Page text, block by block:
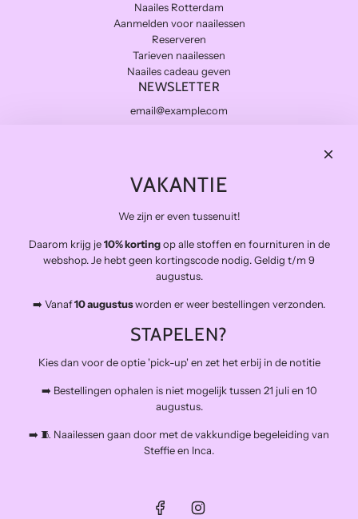
Naailes Rotterdam
Aanmelden voor naailessen
Reserveren
Tarieven naailessen
Naailes cadeau geven
NEWSLETTER
Kwaliteitsstoffen die lang meegaan en zo duurzaam mogelijk.
Veilig betalen
Snelle levering
Op afspraak open voor atelierbezoek en het afhalen van
bestellingen (buiten de naailessen om)
The Final Stitch bevindt zich in 'De Kroon', een verzamelgebouw voor
Schiemond 20, 3024EE Rotterdam
Mail: info@thefinalstitch.nl
Open op afspraak voor shoppen en het afhalen van bestellingen
buiten de naailessen om.
VAKANTIE
We zijn er even tussenuit!
Daarom krijg je10% kortingop alle stoffen en fournituren in de
webshop. Je hebt geen kortingscode nodig. Geldig t/m 9
augustus.
➡️ Vanaf10 augustusworden er weer bestellingen verzonden.
STAPELEN?
Kies dan voor de optie 'pick-up' en zet het erbij in de notitie
➡️ Bestellingen ophalen is niet mogelijk tussen 21 juli en 10
augustus.
➡️ 🧵 Naailessen gaan door met de vakkundige begeleiding van
Steffie en Inca.